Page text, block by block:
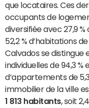
que locataires. Ces
occupants de
diversifiée avec 27,9 %
52,2 % d’habitations
Calvados se distingue
individuelles de 94,3
d’appartements de
immobilier de la ville
1 813 habitants, soit